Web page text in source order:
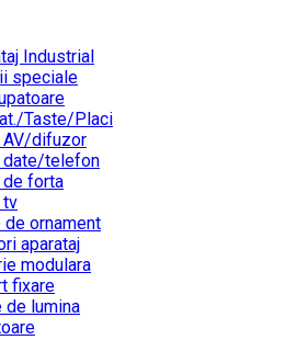
Industrial
speciale
Taste/Placi
AV/difuzor
date/telefon
de forta
tv
de ornament
aparataj
modulara
fixare
de lumina